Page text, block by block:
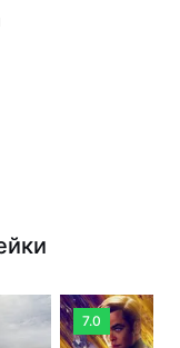
7.0